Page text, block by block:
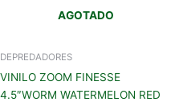
AGOTADO
DEPREDADORES
VINILO ZOOM FINESSE
4.5″WORM WATERMELON RED